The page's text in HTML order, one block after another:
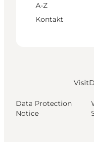
A-Z
Kontakt
Data Protection
Notice